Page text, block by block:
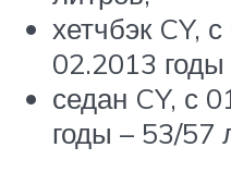
хетчбэк CY,
02.2013
седан CY, с
годы – 53/57